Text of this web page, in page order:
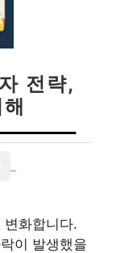
전략,
변화합니다.
이 발생했을